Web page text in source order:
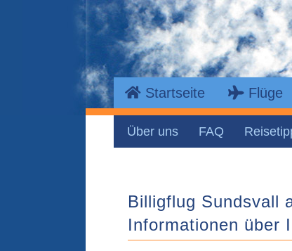
Startseite Flüge
Über uns FAQ
Billigflug Sundsvall
Informationen über